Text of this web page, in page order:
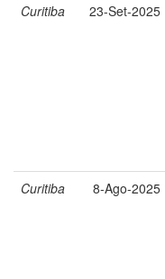
Curitiba 23-Set-2025
Curitiba 8-Ago-2025